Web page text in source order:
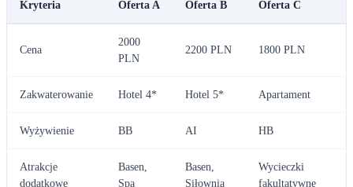
Kryteria Oferta A Oferta B Oferta C
Cena
2000
PLN
2200 PLN 1800 PLN
Zakwaterowanie Hotel 4* Hotel 5* Apartament
Wyżywienie BB AI HB
Atrakcje
dodatkowe
Basen,
Spa
Basen,
Siłownia
Wycieczki
fakultatywne